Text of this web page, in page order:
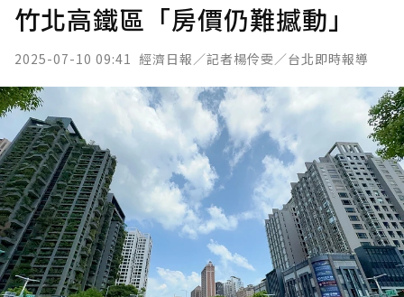
竹北高鐵區「房價仍難撼動」
2025-07-10 09:41 經濟日報／記者楊伶雯／台北即時報導